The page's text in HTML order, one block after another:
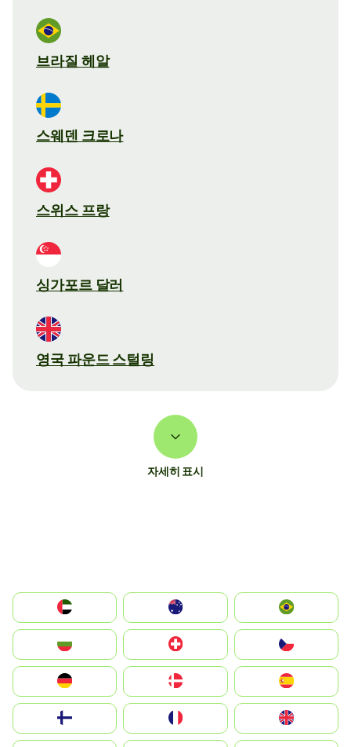
브라질 헤알
스웨덴 크로나
스위스 프랑
싱가포르 달러
영국 파운드 스털링
자세히 표시
الإمارات العربية المتحدة
Switzerland
Deutschland
United Kingdom